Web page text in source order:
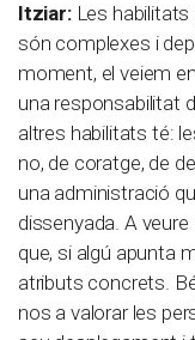
Itziar:Les habilitats
són complexes i
moment, el veiem
una responsabilitat
altres habilitats té:
no, de coratge, de
una administració
dissenyada. A
que, si algú apunta
atributs concrets.
nos a valorar les